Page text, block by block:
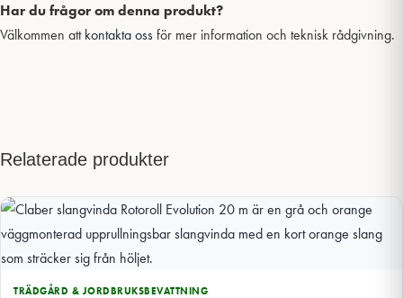
Har du frågor om denna produkt?
Välkommen attkontakta ossför mer information och teknisk rådgivning.
Relaterade produkter
TRÄDGÅRD & JORDBRUKSBEVATTNING